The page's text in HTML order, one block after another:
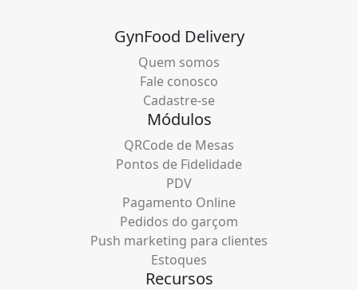
GynFood Delivery
Quem somos
Fale conosco
Cadastre-se
Módulos
QRCode de Mesas
Pontos de Fidelidade
PDV
Pagamento Online
Pedidos do garçom
Push marketing para clientes
Estoques
Recursos